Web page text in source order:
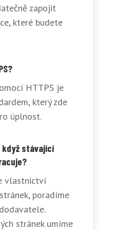
zapojit
které budete
HTTPS je
který zde
úplnost.
když stávající
vlastnictví
poradíme
stránek umíme